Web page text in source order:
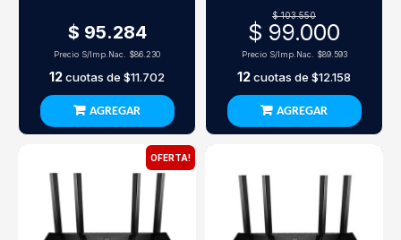
$ 95.284
Precio S/Imp.Nac. $86.230
12cuotas de $11.702
AGREGAR
$ 103.550
$ 99.000
Precio S/Imp.Nac. $89.593
12cuotas de $12.158
AGREGAR
OFERTA!